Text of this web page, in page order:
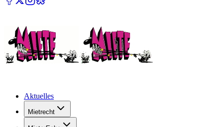
Aktuelles
Mietrecht